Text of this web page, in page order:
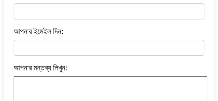
আপনার ইমেইল দিন:
আপনার মন্তব্য লিখুন: